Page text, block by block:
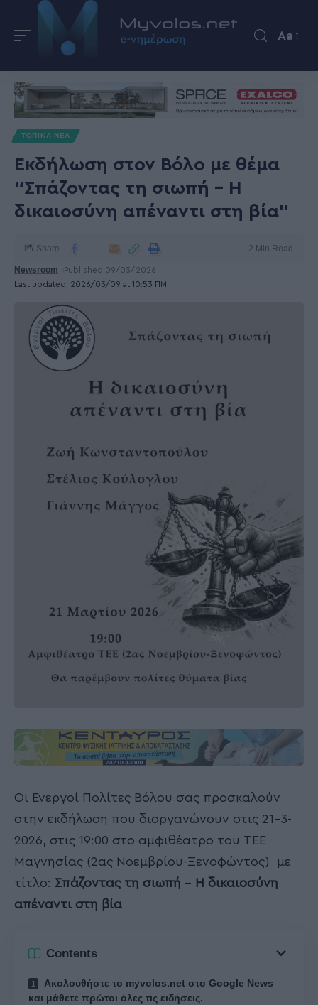
Aa
ΤΟΠΙΚΑ ΝΕΑ
Εκδήλωση στον Βόλο με θέμα
“Σπάζοντας τη σιωπή – Η
δικαιοσύνη απέναντι στη βία”
Last updated: 2026/03/09 at 10:53 ΠΜ
Newsroom Published 09/03/2026
Share 2 Min Read
Οι Ενεργοί Πολίτες Βόλου σας προσκαλούν
στην εκδήλωση που διοργανώνουν στις 21-3-
2026, στις 19:00 στο αμφιθέατρο του ΤΕΕ
Μαγνησίας (2ας Νοεμβρίου-Ξενοφώντος) με
τίτλο: Σπάζοντας τη σιωπή – Η δικαιοσύνη
απέναντι στη βία
Contents
Ακολουθήστε το myvolos.net στο Google News
και μάθετε πρώτοι όλες τις ειδήσεις.